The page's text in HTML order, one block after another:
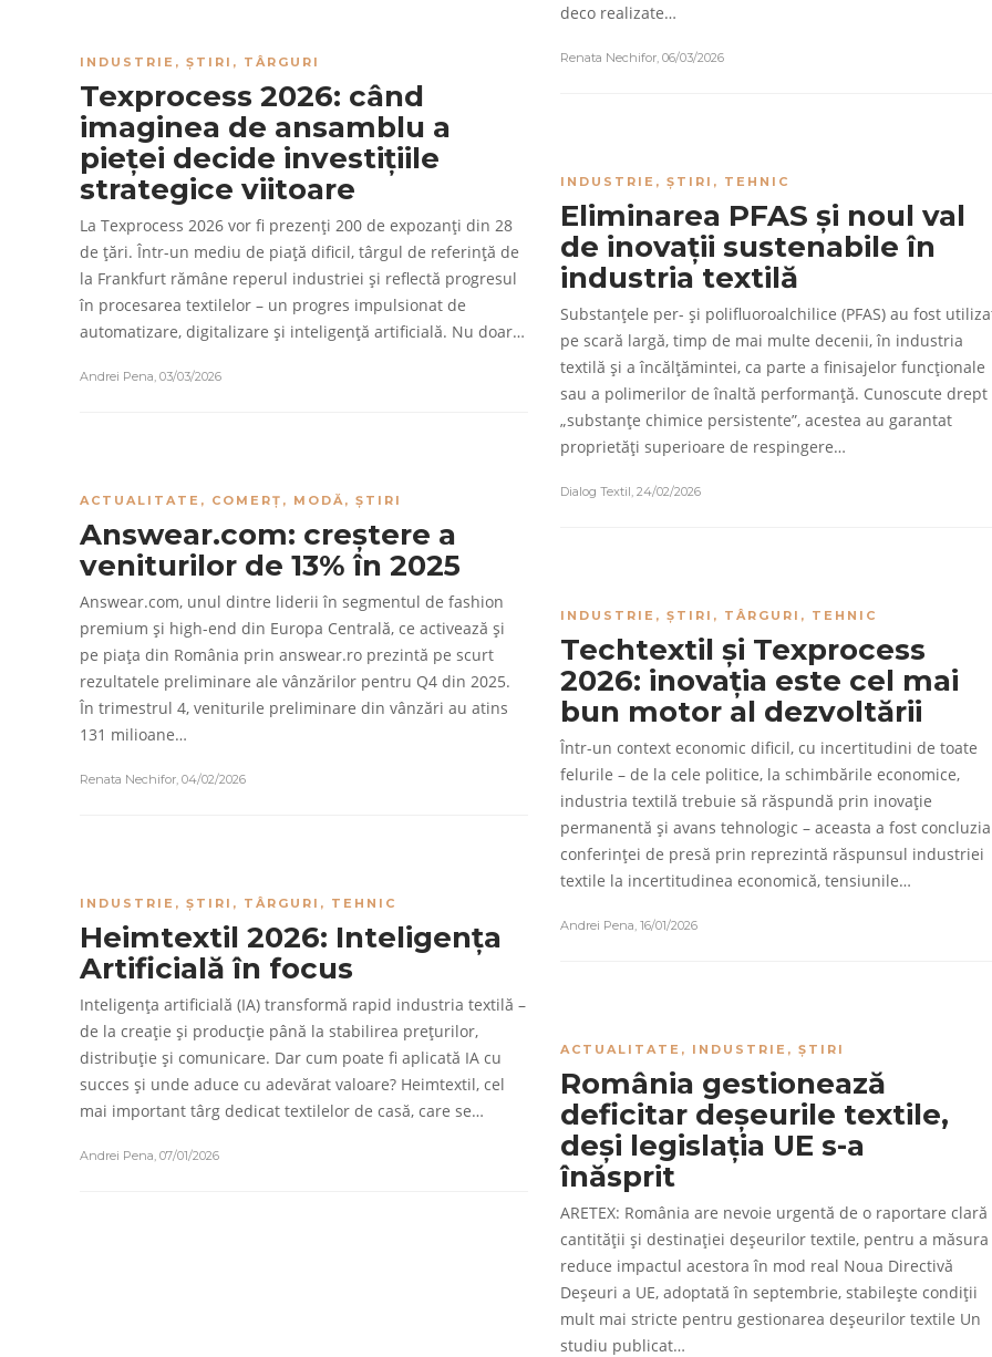
deco realizate…
Renata Nechifor, 06/03/2026
INDUSTRIE , ȘTIRI , TÂRGURI
Texprocess 2026: când
imaginea de ansamblu a
pieței decide investițiile
strategice viitoare
La Texprocess 2026 vor fi prezenți 200 de expozanți din 28
de țări. Într-un mediu de piață dificil, târgul de referință de
la Frankfurt rămâne reperul industriei și reflectă progresul
în procesarea textilelor – un progres impulsionat de
automatizare, digitalizare și inteligență artificială. Nu doar…
Andrei Pena, 03/03/2026
INDUSTRIE , ȘTIRI , TEHNIC
Eliminarea PFAS și noul val
de inovații sustenabile în
industria textilă
Substanțele per- și polifluoroalchilice (PFAS) au fost
pe scară largă, timp de mai multe decenii, în industria
textilă și a încălțămintei, ca parte a finisajelor funcționale
sau a polimerilor de înaltă performanță. Cunoscute drept
„substanțe chimice persistente”, acestea au garantat
proprietăți superioare de respingere…
Dialog Textil, 24/02/2026
ACTUALITATE , COMERȚ , MODĂ, ȘTIRI
Answear.com: creștere a
veniturilor de 13% în 2025
Answear.com, unul dintre liderii în segmentul de fashion
premium și high-end din Europa Centrală, ce activează și
pe piața din România prin answear.ro prezintă pe scurt
rezultatele preliminare ale vânzărilor pentru Q4 din 2025.
În trimestrul 4, veniturile preliminare din vânzări au atins
131 milioane…
Renata Nechifor, 04/02/2026
INDUSTRIE , ȘTIRI , TÂRGURI , TEHNIC
Techtextil și Texprocess
2026: inovația este cel mai
bun motor al dezvoltării
Într-un context economic dificil, cu incertitudini de toate
felurile – de la cele politice, la schimbările economice,
industria textilă trebuie să răspundă prin inovație
permanentă și avans tehnologic – aceasta a fost concluzia
conferinței de presă prin reprezintă răspunsul industriei
textile la incertitudinea economică, tensiunile…
Andrei Pena, 16/01/2026
INDUSTRIE , ȘTIRI , TÂRGURI , TEHNIC
Heimtextil 2026: Inteligența
Artificială în focus
Inteligența artificială (IA) transformă rapid industria textilă –
de la creație și producție până la stabilirea prețurilor,
distribuție și comunicare. Dar cum poate fi aplicată IA cu
succes și unde aduce cu adevărat valoare? Heimtextil, cel
mai important târg dedicat textilelor de casă, care se…
Andrei Pena, 07/01/2026
ACTUALITATE , INDUSTRIE , ȘTIRI
România gestionează
deficitar deșeurile textile,
deși legislația UE s-a
înăsprit
ARETEX: România are nevoie urgentă de o raportare clară
cantității și destinației deșeurilor textile, pentru a măsura
reduce impactul acestora în mod real Noua Directivă
Deșeuri a UE, adoptată în septembrie, stabilește condiții
mult mai stricte pentru gestionarea deșeurilor textile Un
studiu publicat…